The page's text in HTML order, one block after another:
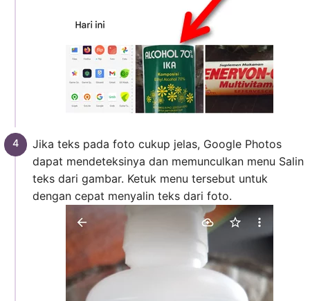
Jika teks pada foto cukup jelas, Google Photos
dapat mendeteksinya dan memunculkan menu Salin
teks dari gambar. Ketuk menu tersebut untuk
dengan cepat menyalin teks dari foto.